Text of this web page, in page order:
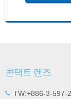
콘택트 렌즈
TW:+886-3-597-